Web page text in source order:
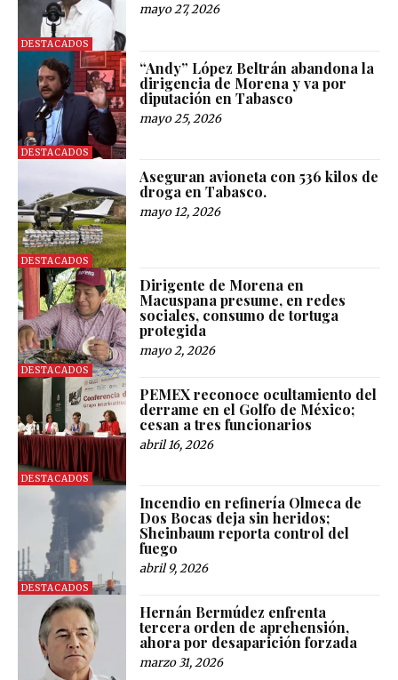
DESTACADOS
mayo 27, 2026
DESTACADOS
“Andy” López Beltrán abandona la
dirigencia de Morena y va por
diputación en Tabasco
mayo 25, 2026
DESTACADOS
Aseguran avioneta con 536 kilos de
droga en Tabasco.
mayo 12, 2026
DESTACADOS
Dirigente de Morena en
Macuspana presume, en redes
sociales, consumo de tortuga
protegida
mayo 2, 2026
DESTACADOS
PEMEX reconoce ocultamiento del
derrame en el Golfo de México;
cesan a tres funcionarios
abril 16, 2026
DESTACADOS
Incendio en refinería Olmeca de
Dos Bocas deja sin heridos;
Sheinbaum reporta control del
fuego
abril 9, 2026
Hernán Bermúdez enfrenta
tercera orden de aprehensión,
ahora por desaparición forzada
marzo 31, 2026